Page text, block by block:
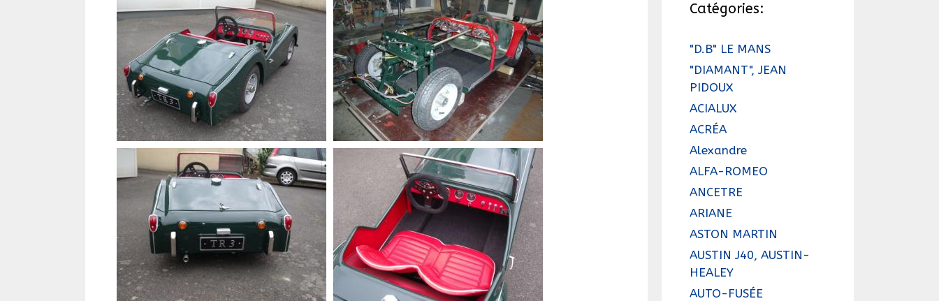
Catégories:
"D.B" LE MANS
"DIAMANT", JEAN
PIDOUX
ACIALUX
ACRÉA
Alexandre
ALFA-ROMEO
ANCETRE
ARIANE
ASTON MARTIN
AUSTIN J40, AUSTIN-
HEALEY
AUTO-FUSÉE